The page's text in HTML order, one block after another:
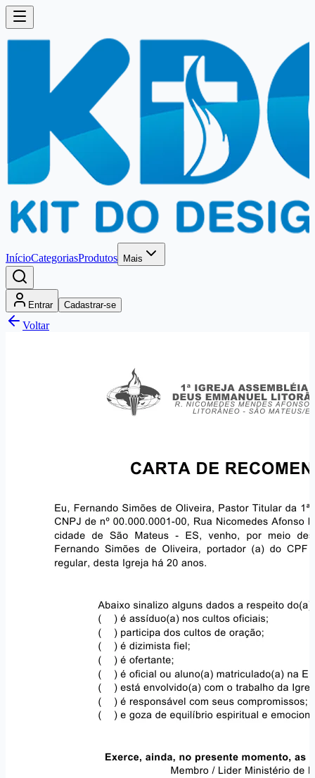
InícioCategoriasProdutos Mais
Entrar Cadastrar-se
Voltar